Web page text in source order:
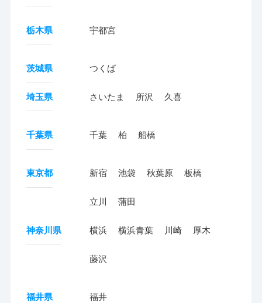
栃木県 宇都宮
茨城県 つくば
埼玉県 さいたま 所沢 久喜
千葉県 千葉 柏 船橋
東京都 新宿 池袋 秋葉原 板橋
立川 蒲田
神奈川県 横浜 横浜青葉 川崎 厚木
藤沢
福井県 福井